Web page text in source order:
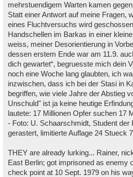
mehrstuendigem Warten kamen
Statt einer Antwort auf meine Fragen,
eines Fluchtversuchs wird
Handschellen im Barkas in einer
weiss, meiner Desorientierung in
dessen erstem Ende war am 11.9.
dich gewartet“, begruesste mich dein
noch eine Woche lang glaubten, ich
inzwischen, dass ich bei der Stasi in
begriffen, wie viele Jahre der Abstieg
Unschuld" ist ja keine heutige
lautete: 17 Millionen Opfer suchen 17
- Foto: U. Schaarschmidt, Student
gerastert, limitierte Auflage 24 Stueck
THEY are already lurking... Rainer,
East Berlin; got imprisoned as enemy
check point at 10 Sept. 1979 on his